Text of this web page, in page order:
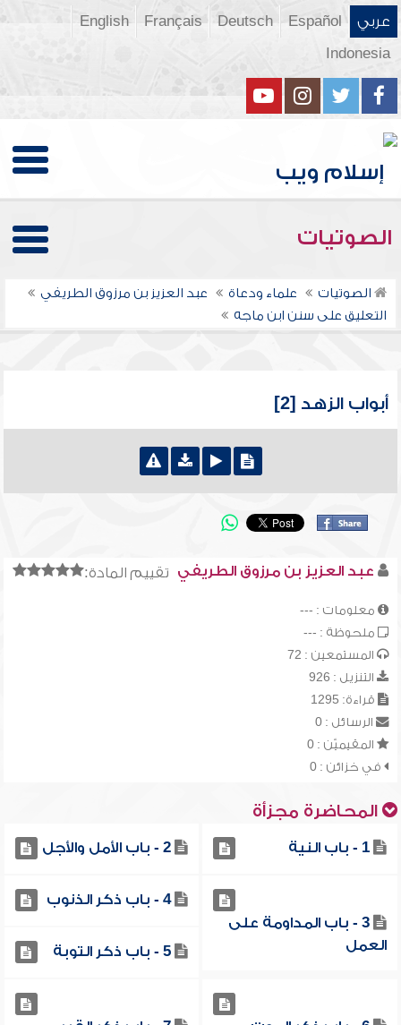
عربي Español
Deutsch
Français
English
Indonesia
الصوتيات
الصوتيات علماء ودعاة
عبد العزيز بن مرزوق الطريفي
التعليق على سنن ابن ماجه
أبواب الزهد [2]
تقييم المادة: عبد العزيز بن مرزوق الطريفي
معلومات : ---
ملحوظة : ---
المستمعين : 72
التنزيل : 926
قراءة: 1295
الرسائل : 0
المقيميّن : 0
في خزائن : 0
المحاضرة مجزأة
1 - باب النية 2 - باب الأمل والأجل
3 - باب المداومة على
العمل
4 - باب ذكر الذنوب
5 - باب ذكر التوبة